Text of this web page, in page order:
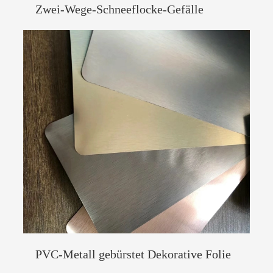
Zwei-Wege-Schneeflocke-Gefälle
PVC-Metall gebürstet Dekorative Folie